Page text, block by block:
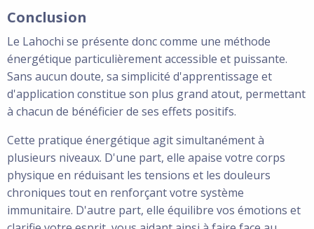
Conclusion
Le Lahochi se présente donc comme une méthode
énergétique particulièrement accessible et puissante.
Sans aucun doute, sa simplicité d'apprentissage et
d'application constitue son plus grand atout, permettant
à chacun de bénéficier de ses effets positifs.
Cette pratique énergétique agit simultanément à
plusieurs niveaux. D'une part, elle apaise votre corps
physique en réduisant les tensions et les douleurs
chroniques tout en renforçant votre système
immunitaire. D'autre part, elle équilibre vos émotions et